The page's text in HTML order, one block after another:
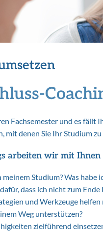
Fachsemester und es fällt
mit denen Sie Ihr Studium
arbeiten wir mit Ihnen
Studium? Was habe
dass ich nicht zum Ende
und Werkzeuge helfen
Weg unterstützen?
zielführend